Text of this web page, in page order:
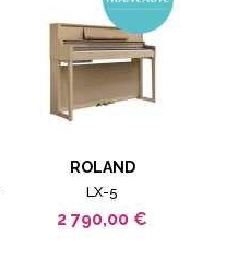
ROLAND
LX-5
2 790,00 €